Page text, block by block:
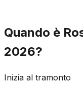
Quando è
2026?
Inizia al tramonto